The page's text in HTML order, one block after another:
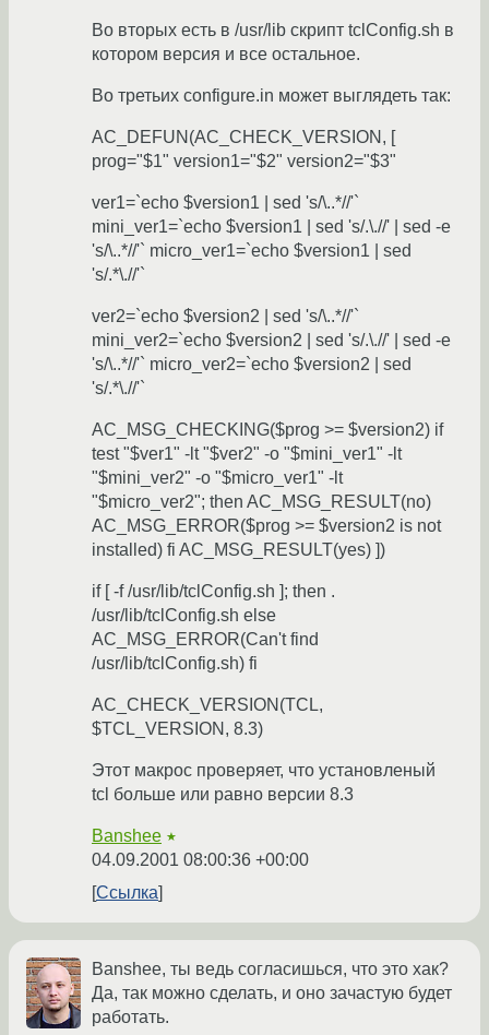
Во вторых есть в /usr/lib скрипт tclConfig.sh в
котором версия и все остальное.
Во третьих configure.in может выглядеть так:
AC_DEFUN(AC_CHECK_VERSION, [
prog="$1" version1="$2" version2="$3"
ver1=`echo $version1 | sed 's/\..*//'`
mini_ver1=`echo $version1 | sed 's/.\.//' | sed -e
's/\..*//'` micro_ver1=`echo $version1 | sed
's/.*\.//'`
ver2=`echo $version2 | sed 's/\..*//'`
mini_ver2=`echo $version2 | sed 's/.\.//' | sed -e
's/\..*//'` micro_ver2=`echo $version2 | sed
's/.*\.//'`
AC_MSG_CHECKING($prog >= $version2) if
test "$ver1" -lt "$ver2" -o "$mini_ver1" -lt
"$mini_ver2" -o "$micro_ver1" -lt
"$micro_ver2"; then AC_MSG_RESULT(no)
AC_MSG_ERROR($prog >= $version2 is not
installed) fi AC_MSG_RESULT(yes) ])
if [ -f /usr/lib/tclConfig.sh ]; then .
/usr/lib/tclConfig.sh else
AC_MSG_ERROR(Can't find
/usr/lib/tclConfig.sh) fi
AC_CHECK_VERSION(TCL,
$TCL_VERSION, 8.3)
Этот макрос проверяет, что установленый
tcl больше или равно версии 8.3
Banshee ★
04.09.2001 08:00:36 +00:00
Ссылка
Banshee, ты ведь согласишься, что это хак?
Да, так можно сделать, и оно зачастую будет
работать.